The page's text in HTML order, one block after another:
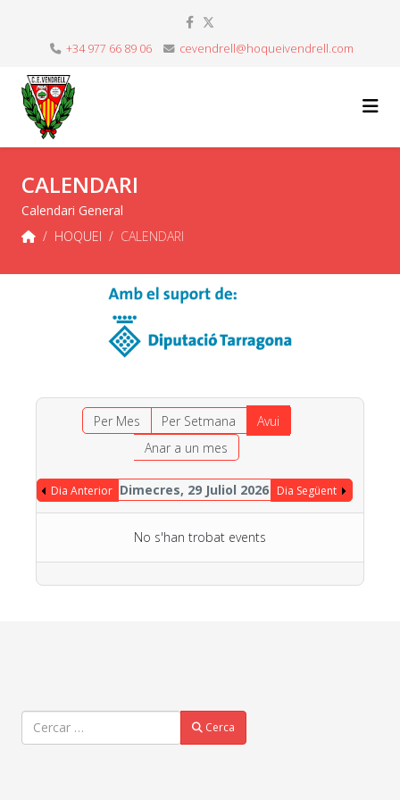
+34 977 66 89 06 cevendrell@hoqueivendrell.com
CALENDARI
Calendari General
HOQUEI
CALENDARI
Per Mes Per Setmana
Avui
Anar a un mes
Dia Anterior Dimecres, 29 Juliol 2026 Dia Següent
No s'han trobat events
Cercar Cerca